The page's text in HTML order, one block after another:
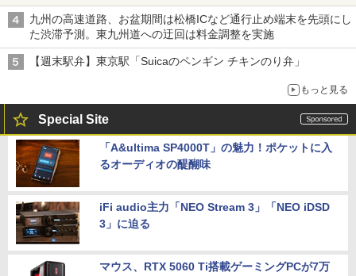
九州の高速道路、お盆期間は松橋ICなど通行止め端末を先頭にし
た渋滞予測。東九州道への迂回は料金調整を実施
【週末駅弁】東京駅「Suicaのペンギン チキンのり弁」
もっと見る
Special Site
「A&ultima SP4000T」の魅力！ポケットに入
るオーディオの醍醐味
iFi audio主力「NEO Stream 3」「NEO iDSD
3」に迫る
マウス、RTX 5060 Ti搭載ゲーミングPCが7万